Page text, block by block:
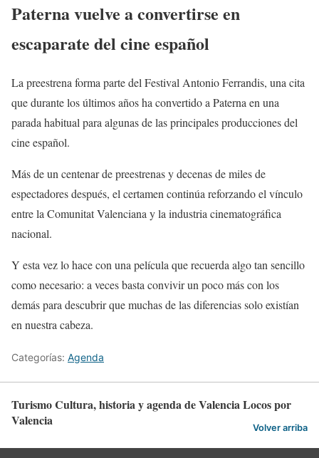
Paterna vuelve a convertirse en
escaparate del cine español
La preestrena forma parte del Festival Antonio Ferrandis, una cita
que durante los últimos años ha convertido a Paterna en una
parada habitual para algunas de las principales producciones del
cine español.
Más de un centenar de preestrenas y decenas de miles de
espectadores después, el certamen continúa reforzando el vínculo
entre la Comunitat Valenciana y la industria cinematográfica
nacional.
Y esta vez lo hace con una película que recuerda algo tan sencillo
como necesario: a veces basta convivir un poco más con los
demás para descubrir que muchas de las diferencias solo existían
en nuestra cabeza.
Categorías: Agenda
Turismo Cultura, historia y agenda de Valencia Locos por
Valencia
Volver arriba